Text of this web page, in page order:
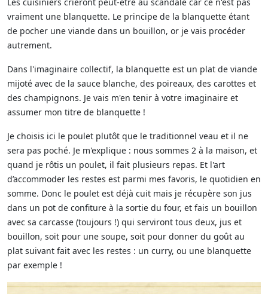
vraiment une blanquette. Le principe de la blanquette étant
de pocher une viande dans un bouillon, or je vais procéder
autrement.
Dans l'imaginaire collectif, la blanquette est un plat de viande
mijoté avec de la sauce blanche, des poireaux, des carottes et
des champignons. Je vais m'en tenir à votre imaginaire et
assumer mon titre de blanquette !
Je choisis ici le poulet plutôt que le traditionnel veau et il ne
sera pas poché. Je m'explique : nous sommes 2 à la maison, et
quand je rôtis un poulet, il fait plusieurs repas. Et l'art
d’accommoder les restes est parmi mes favoris, le quotidien en
somme. Donc le poulet est déjà cuit mais je récupère son jus
dans un pot de confiture à la sortie du four, et fais un bouillon
avec sa carcasse (toujours !) qui serviront tous deux, jus et
bouillon, soit pour une soupe, soit pour donner du goût au
plat suivant fait avec les restes : un curry, ou une blanquette
par exemple !